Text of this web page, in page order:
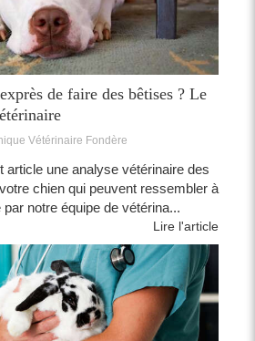
de faire des bêtises ? Le
Vétérinaire Fondère
article une analyse vétérinaire des
chien qui peuvent ressembler à
notre équipe de vétérina...
Lire l'article